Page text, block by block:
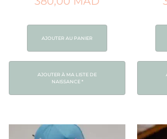
AJOUTER AU PANIER
AJOUTER À MA LISTE DE
NAISSANCE*